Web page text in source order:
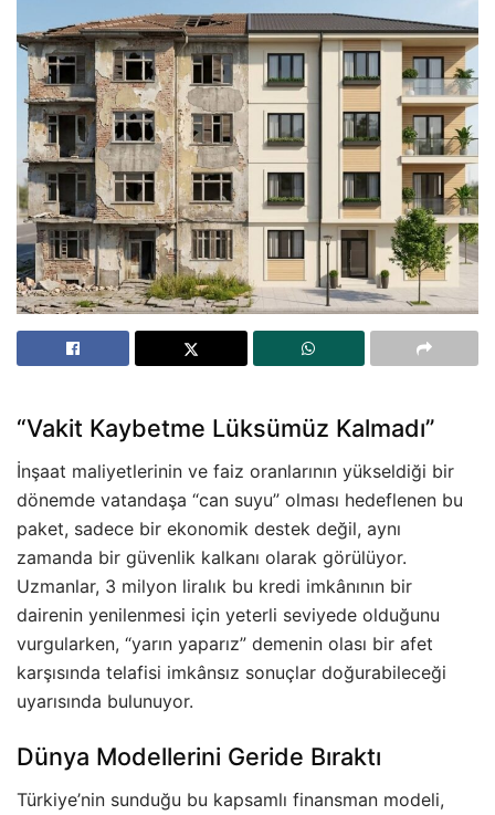
“Vakit Kaybetme Lüksümüz Kalmadı”
İnşaat maliyetlerinin ve faiz oranlarının yükseldiği bir
dönemde vatandaşa “can suyu” olması hedeflenen bu
paket, sadece bir ekonomik destek değil, aynı
zamanda bir güvenlik kalkanı olarak görülüyor.
Uzmanlar, 3 milyon liralık bu kredi imkânının bir
dairenin yenilenmesi için yeterli seviyede olduğunu
vurgularken, “yarın yaparız” demenin olası bir afet
karşısında telafisi imkânsız sonuçlar doğurabileceği
uyarısında bulunuyor.
Dünya Modellerini Geride Bıraktı
Türkiye’nin sunduğu bu kapsamlı finansman modeli,